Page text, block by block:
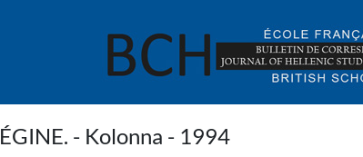
ÉGINE. - Kolonna - 1994